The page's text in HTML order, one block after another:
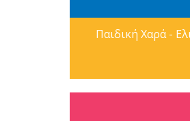
Παιδική Χαρά -